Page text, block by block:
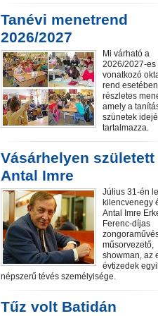
Tanévi menetrend
2026/2027
Mi várható a
2026/2027-es
vonatkozó
rend
részletes
amely a
szünetek
tartalmazza.
Vásárhelyen született
Antal Imre
Július 31-én
kilencvenegy
Antal Imre
Ferenc-díjas
műsorvezető,
showman, az
évtizedek
népszerű tévés személyisége.
Tűz volt Batidán